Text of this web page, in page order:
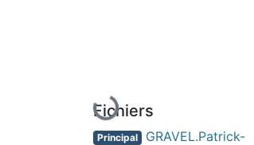
En cours de chargement...
Fichiers
Principal GRAVEL.Patrick-